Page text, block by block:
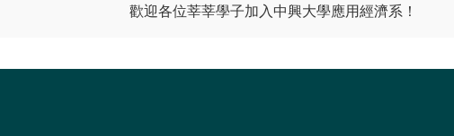
歡迎各位莘莘學子加入中興大學應用經濟系！